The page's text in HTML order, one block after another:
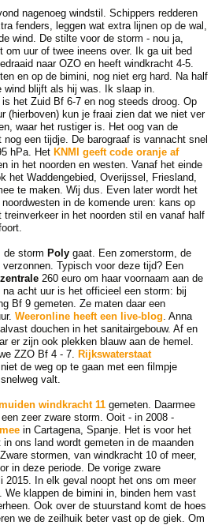
nagenoeg windstil. Schippers redderen
fenders, leggen wat extra lijnen op de wal,
wind. De stilte voor de storm - nou ja,
om uur of twee ineens over. Ik ga uit bed
naar OZO en heeft windkracht 4-5.
en op de bimini, nog niet erg hard. Na half
wind blijft als hij was. Ik slaap in.
het Zuid Bf 6-7 en nog steeds droog. Op
(hierboven) kun je fraai zien dat we niet ver
waar het rustiger is. Het oog van de
een tijdje. De barograaf is vannacht snel
hPa. Het KNMI geeft code oranje af
in het noorden en westen. Vanaf het einde
het Waddengebied, Overijssel, Friesland,
te maken. Wij dus. Even later wordt het
in de komende uren: kans op
treinverkeer in het noorden stil en vanaf half
de storm Polygaat. Een zomerstorm, de
Typisch voor deze tijd? Een
260 euro om haar voornaam aan de
acht uur is het officieel een storm: bij
Bf 9 gemeten. Ze maten daar een
Weeronline heeft een live-blog. Anna
douchen in het sanitairgebouw. Af en
er zijn ook plekken blauw aan de hemel.
ZZO Bf 4 - 7. Rijkswaterstaat
de weg op te gaan met een filmpje
valt.
windkracht 11 gemeten. Daarmee
zeer zware storm. Ooit - in 2008 -
in Cartagena, Spanje. Het is voor het
ons land wordt gemeten in de maanden
stormen, van windkracht 10 of meer,
in deze periode. De vorige zware
2015. In elk geval noopt het ons om meer
We klappen de bimini in, binden hem vast
Ook over de stuurstand komt de hoes
we de zeilhuik beter vast op de giek. Om